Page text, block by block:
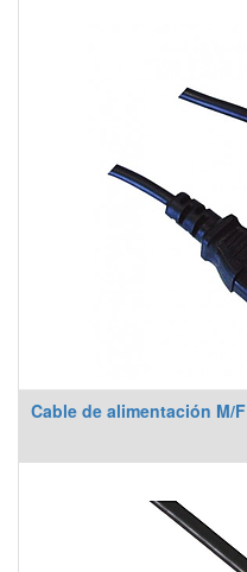
Cable de alimentación M/F